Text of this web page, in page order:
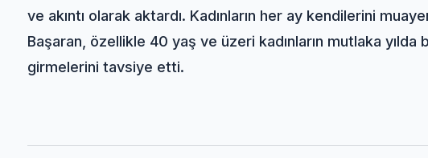
ve akıntı olarak aktardı. Kadınların her ay kendilerini
Başaran, özellikle 40 yaş ve üzeri kadınların mutlaka
girmelerini tavsiye etti.